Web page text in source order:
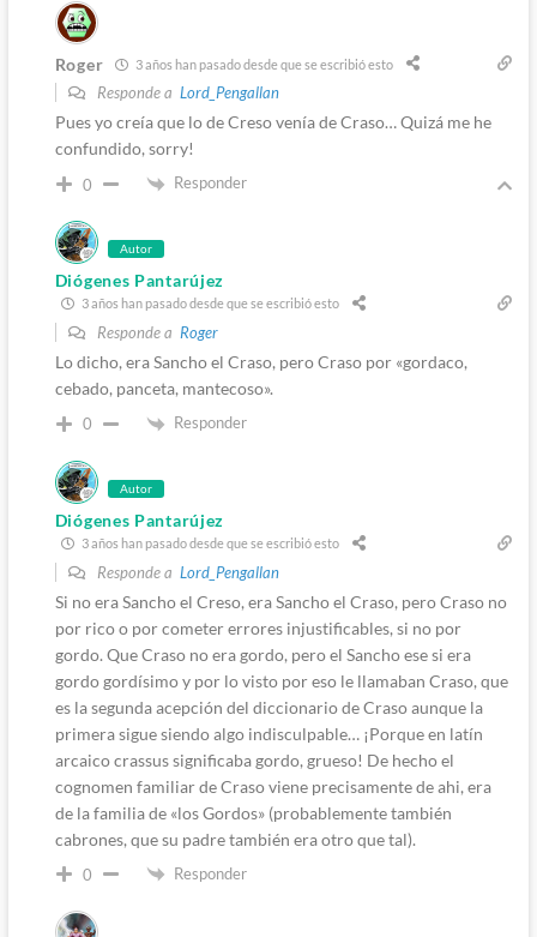
Roger 3 años han pasado desde que se escribió esto
Responde a Lord_Pengallan
Pues yo creía que lo de Creso venía de Craso… Quizá me he
confundido, sorry!
0 Responder
Autor
Diógenes Pantarújez
3 años han pasado desde que se escribió esto
Responde a Roger
Lo dicho, era Sancho el Craso, pero Craso por «gordaco,
cebado, panceta, mantecoso».
0 Responder
Autor
Diógenes Pantarújez
3 años han pasado desde que se escribió esto
Responde a Lord_Pengallan
Si no era Sancho el Creso, era Sancho el Craso, pero Craso no
por rico o por cometer errores injustificables, si no por
gordo. Que Craso no era gordo, pero el Sancho ese si era
gordo gordísimo y por lo visto por eso le llamaban Craso, que
es la segunda acepción del diccionario de Craso aunque la
primera sigue siendo algo indisculpable… ¡Porque en latín
arcaico crassus significaba gordo, grueso! De hecho el
cognomen familiar de Craso viene precisamente de ahi, era
de la familia de «los Gordos» (probablemente también
cabrones, que su padre también era otro que tal).
0 Responder